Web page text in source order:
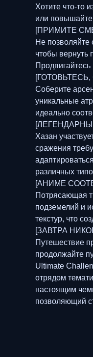
Хотите что-то
или повышайте
[ПРИМИТЕ
Не позволяйте
чтобы вернуть
Соберите
уникальные
идеально
Хазан
сражения
различных
[АНИМЕ
Потрясающая
подземелий и
текстур, что
[ЗАВТРА
Путешествие
продолжайте
Ultimate
отрядом
настоящим
позволяющий